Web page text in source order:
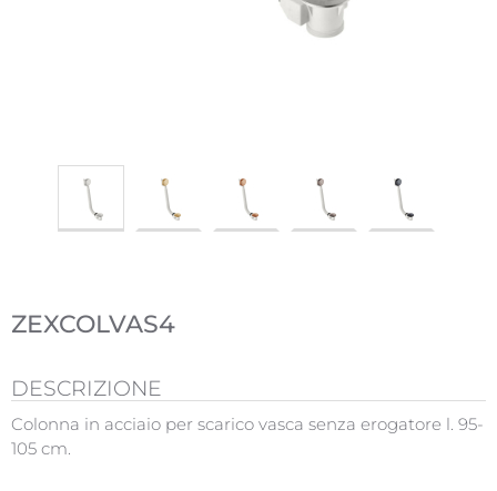
ZEXCOLVAS4
DESCRIZIONE
Colonna in acciaio per scarico vasca senza erogatore l. 95-
105 cm.